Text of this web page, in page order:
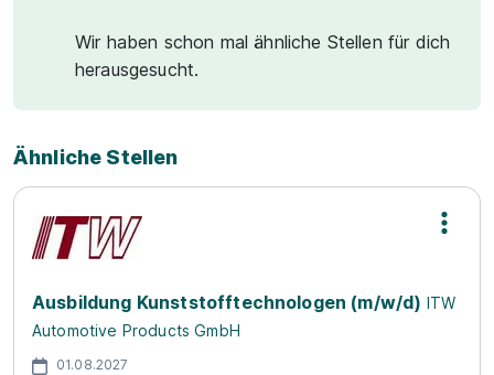
Wir haben schon mal ähnliche Stellen für dich
herausgesucht.
Ähnliche Stellen
Ausbildung Kunststofftechnologen (m/w/d) ITW
Automotive Products GmbH
01.08.2027